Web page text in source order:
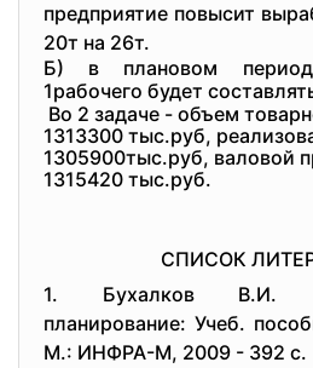
предприятие повысит
20т на 26т.
Б) в плановом
1рабочего будет
Во 2 задаче - объем
1313300 тыс.руб,
1305900тыс.руб, валовой
1315420 тыс.руб.
СПИСОК
1. Бухалков В.И.
планирование: Учеб.
М.: ИНФРА-М, 2009 - 392 с.